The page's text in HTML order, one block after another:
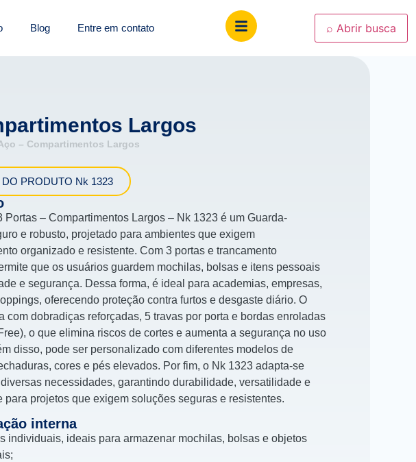
Blog Entre em contato ⌕ Abrir busca
Largos
– Compartimentos Largos
PRODUTO Nk 1323
Portas – Compartimentos Largos – Nk 1323 é um Guarda-
e robusto, projetado para ambientes que exigem
organizado e resistente. Com 3 portas e trancamento
que os usuários guardem mochilas, bolsas e itens pessoais
e segurança. Dessa forma, é ideal para academias, empresas,
oferecendo proteção contra furtos e desgaste diário. O
com dobradiças reforçadas, 5 travas por porta e bordas enroladas
o que elimina riscos de cortes e aumenta a segurança no uso
disso, pode ser personalizado com diferentes modelos de
cores e pés elevados. Por fim, o Nk 1323 adapta-se
necessidades, garantindo durabilidade, versatilidade e
para projetos que exigem soluções seguras e resistentes.
interna
individuais, ideais para armazenar mochilas, bolsas e objetos